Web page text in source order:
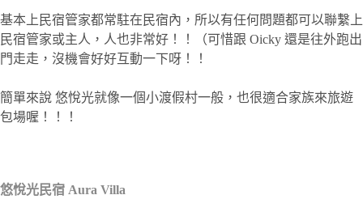
基本上民宿管家都常駐在民宿內，所以有任何問題都可以聯繫上
民宿管家或主人，人也非常好！！（可惜跟 Oicky 還是往外跑出
門走走，沒機會好好互動一下呀！！
簡單來說 悠悅光就像一個小渡假村一般，也很適合家族來旅遊
包場喔！！！
悠悅光民宿 Aura Villa